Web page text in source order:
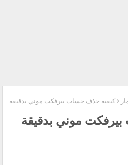
كيفية حذف حساب بيرفكت موني بدقيقة
موني بدقيقة